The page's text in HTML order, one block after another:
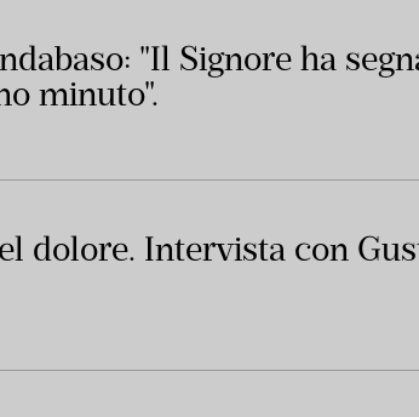
"Il Signore ha
minuto".
dolore. Intervista con